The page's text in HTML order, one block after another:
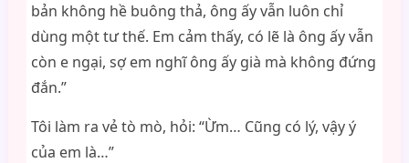
bản không hề buông thả, ông ấy vẫn luôn chỉ
dùng một tư thế. Em cảm thấy, có lẽ là ông ấy vẫn
còn e ngại, sợ em nghĩ ông ấy già mà không đứng
đắn.”
Tôi làm ra vẻ tò mò, hỏi: “Ừm… Cũng có lý, vậy ý
của em là…”